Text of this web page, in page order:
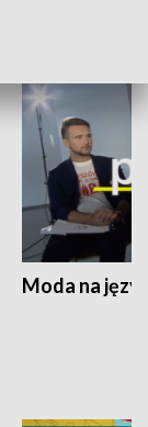
Moda na